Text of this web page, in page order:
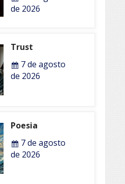
de 2026
Trust
7 de agosto
de 2026
Poesia
7 de agosto
de 2026